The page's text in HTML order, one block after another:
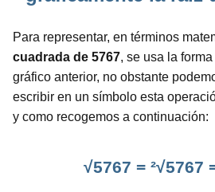
Para representar, en términos
cuadrada de 5767, se usa la
gráfico anterior, no obstante
escribir en un símbolo esta
y como recogemos a continuación:
√5767 = ²√5767